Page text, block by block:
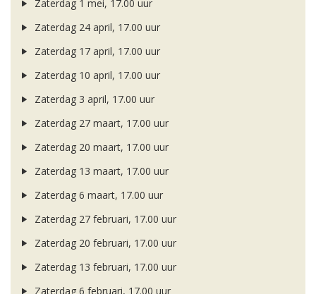
Zaterdag 1 mei, 17.00 uur
Zaterdag 24 april, 17.00 uur
Zaterdag 17 april, 17.00 uur
Zaterdag 10 april, 17.00 uur
Zaterdag 3 april, 17.00 uur
Zaterdag 27 maart, 17.00 uur
Zaterdag 20 maart, 17.00 uur
Zaterdag 13 maart, 17.00 uur
Zaterdag 6 maart, 17.00 uur
Zaterdag 27 februari, 17.00 uur
Zaterdag 20 februari, 17.00 uur
Zaterdag 13 februari, 17.00 uur
Zaterdag 6 februari, 17.00 uur